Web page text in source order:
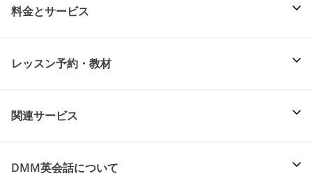
料金とサービス
レッスン予約・教材
関連サービス
DMM英会話について